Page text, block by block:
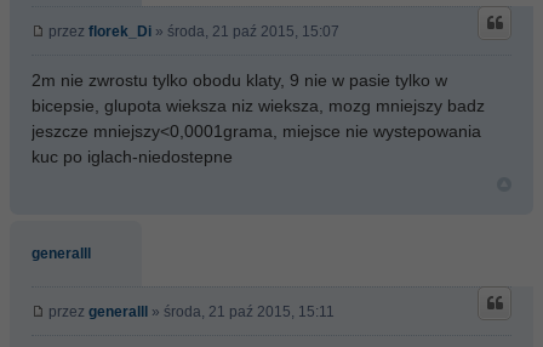
przez florek_Di » środa, 21 paź 2015, 15:07
2m nie zwrostu tylko obodu klaty, 9 nie w pasie tylko w
bicepsie, glupota wieksza niz wieksza, mozg mniejszy badz
jeszcze mniejszy<0,0001grama, miejsce nie wystepowania
kuc po iglach-niedostepne
generalll
przez generalll » środa, 21 paź 2015, 15:11